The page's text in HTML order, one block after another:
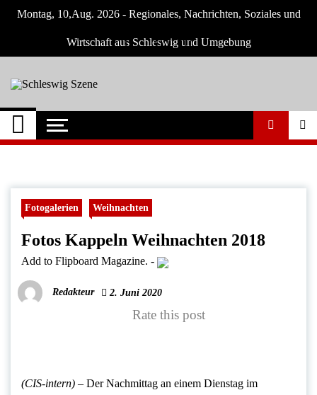
Skip
Montag, 10,Aug. 2026 - Regionales, Nachrichten, Soziales und
Wirtschaft aus Schleswig und Umgebung
Schleswig Szene
Neuigkeiten und Nachrichten aus Schleswig
und Umgebung
Fotogalerien Weihnachten
Fotos Kappeln Weihnachten 2018
Add to Flipboard Magazine. -
Redakteur 2. Juni 2020
Rate this post
(CIS-intern) – Der Nachmittag an einem Dienstag im